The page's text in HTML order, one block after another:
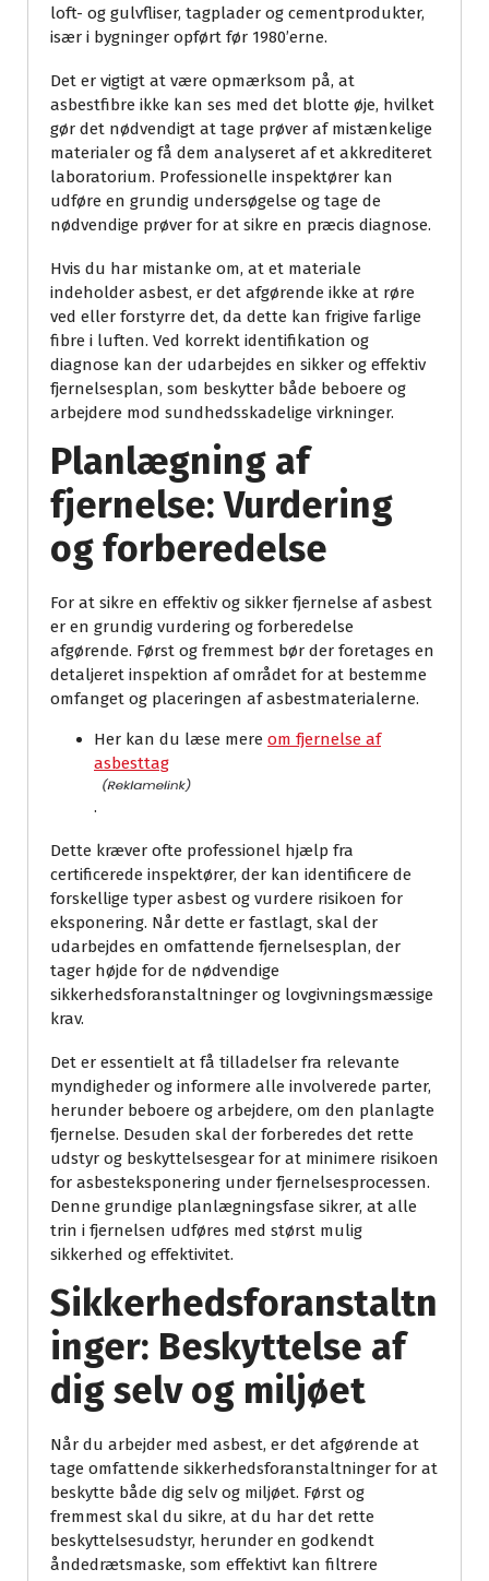
loft- og gulvfliser, tagplader og cementprodukter,
især i bygninger opført før 1980’erne.
Det er vigtigt at være opmærksom på, at
asbestfibre ikke kan ses med det blotte øje, hvilket
gør det nødvendigt at tage prøver af mistænkelige
materialer og få dem analyseret af et akkrediteret
laboratorium. Professionelle inspektører kan
udføre en grundig undersøgelse og tage de
nødvendige prøver for at sikre en præcis diagnose.
Hvis du har mistanke om, at et materiale
indeholder asbest, er det afgørende ikke at røre
ved eller forstyrre det, da dette kan frigive farlige
fibre i luften. Ved korrekt identifikation og
diagnose kan der udarbejdes en sikker og effektiv
fjernelsesplan, som beskytter både beboere og
arbejdere mod sundhedsskadelige virkninger.
Planlægning af
fjernelse: Vurdering
og forberedelse
For at sikre en effektiv og sikker fjernelse af asbest
er en grundig vurdering og forberedelse
afgørende. Først og fremmest bør der foretages en
detaljeret inspektion af området for at bestemme
omfanget og placeringen af asbestmaterialerne.
Her kan du læse mere om fjernelse af
asbesttag
.
Dette kræver ofte professionel hjælp fra
certificerede inspektører, der kan identificere de
forskellige typer asbest og vurdere risikoen for
eksponering. Når dette er fastlagt, skal der
udarbejdes en omfattende fjernelsesplan, der
tager højde for de nødvendige
sikkerhedsforanstaltninger og lovgivningsmæssige
krav.
Det er essentielt at få tilladelser fra relevante
myndigheder og informere alle involverede parter,
herunder beboere og arbejdere, om den planlagte
fjernelse. Desuden skal der forberedes det rette
udstyr og beskyttelsesgear for at minimere risikoen
for asbesteksponering under fjernelsesprocessen.
Denne grundige planlægningsfase sikrer, at alle
trin i fjernelsen udføres med størst mulig
sikkerhed og effektivitet.
Sikkerhedsforanstaltn
inger: Beskyttelse af
dig selv og miljøet
Når du arbejder med asbest, er det afgørende at
tage omfattende sikkerhedsforanstaltninger for at
beskytte både dig selv og miljøet. Først og
fremmest skal du sikre, at du har det rette
beskyttelsesudstyr, herunder en godkendt
åndedrætsmaske, som effektivt kan filtrere